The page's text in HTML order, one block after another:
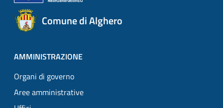
Comune di Alghero
AMMINISTRAZIONE
Organi di governo
Aree amministrative